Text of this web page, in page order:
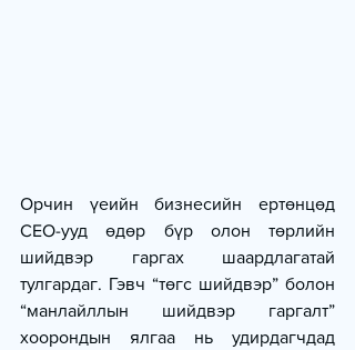
Орчин үеийн бизнесийн ертөнцөд
CEO-ууд өдөр бүр олон төрлийн
шийдвэр гаргах шаардлагатай
тулгардаг. Гэвч “төгс шийдвэр” болон
“манлайллын шийдвэр гаргалт”
хоорондын ялгаа нь удирдагчдад